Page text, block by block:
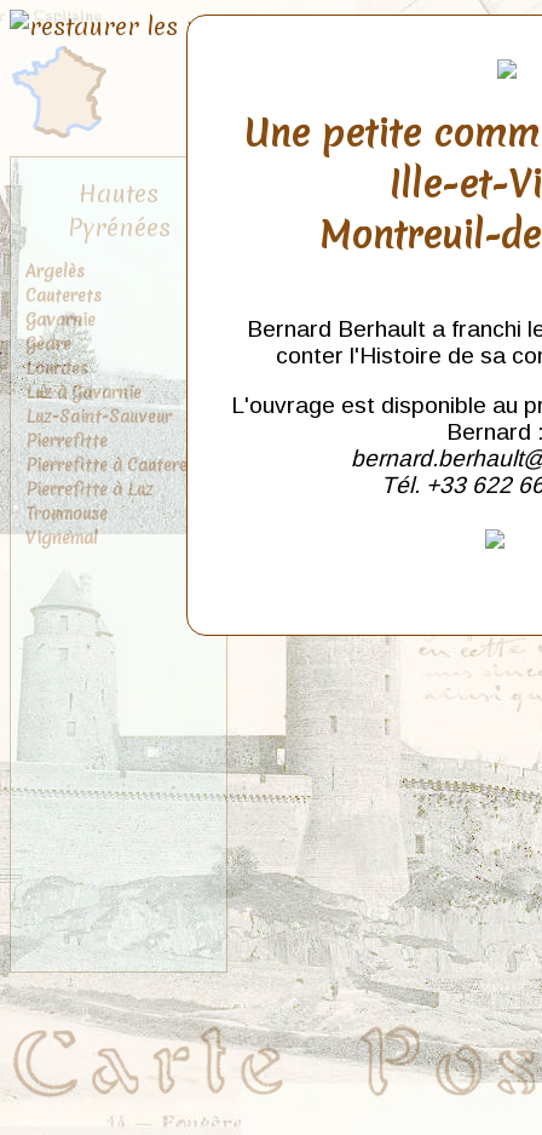
Hautes
Pyrénées
Argelès
Cauterets
Gavarnie
Gèdre
Lourdes
Luz à Gavarnie
Luz-Saint-Sauveur
Pierrefitte
Pierrefitte à Cauterets
Pierrefitte à Luz
Troumouse
Vignemal
Une petite
Ille-et-
Montreuil-
Bernard Berhault a franchi
conter l'Histoire de sa
L'ouvrage est disponible au
Bernard
Tél. +33 622